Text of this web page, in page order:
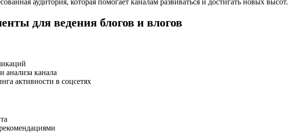
аудитория, которая помогает каналам развиваться и достигать новых высот.
для ведения блогов и влогов
канала
активности в соцсетях